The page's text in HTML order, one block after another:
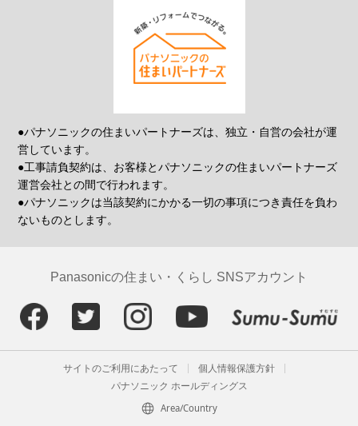
●パナソニックの住まいパートナーズは、独立・自営の会社が運
営しています。
●工事請負契約は、お客様とパナソニックの住まいパートナーズ
運営会社との間で行われます。
●パナソニックは当該契約にかかる一切の事項につき責任を負わ
ないものとします。
Panasonicの住まい・くらし SNSアカウント
サイトのご利用にあたって
個人情報保護方針
パナソニック ホールディングス
Area/Country